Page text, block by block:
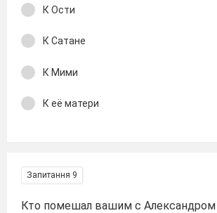
К Ости
К Сатане
К Мими
К её матери
Запитання 9
Кто помешал вашим с